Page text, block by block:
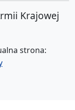
Krajowej
strona: